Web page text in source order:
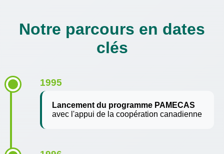
Notre parcours en dates
clés
1995
Lancement du programme PAMECAS
avec l'appui de la coopération canadienne